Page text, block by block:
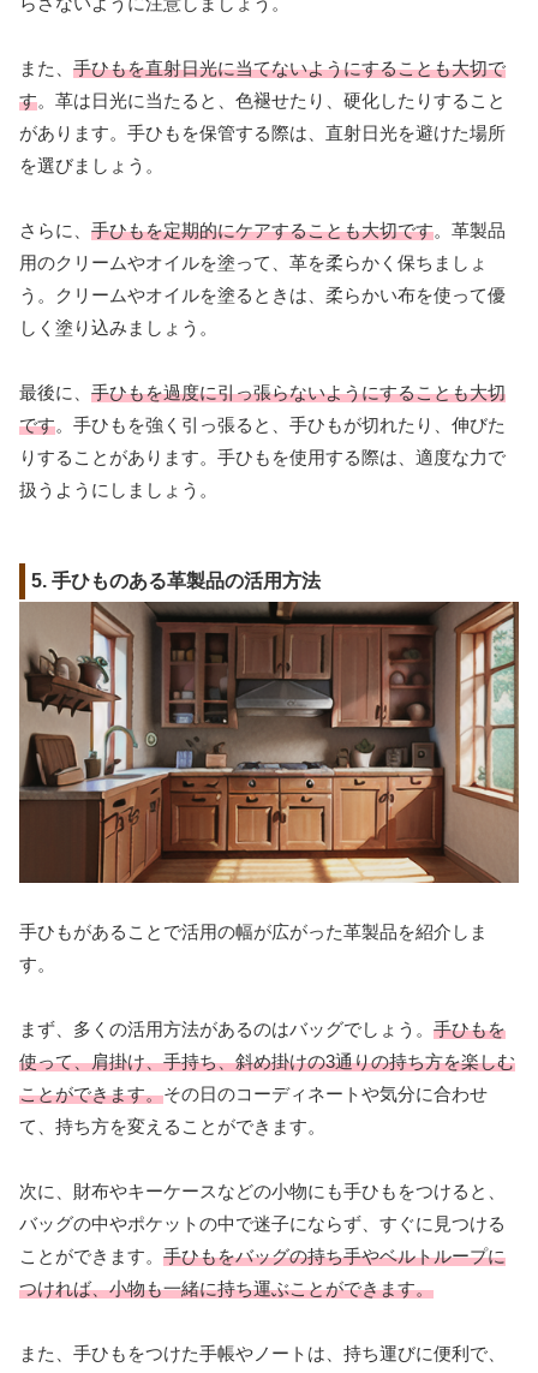
また、 手ひもを直射日光に当てないようにすることも大切で
す。革は日光に当たると、色褪せたり、硬化したりすること
があります。手ひもを保管する際は、直射日光を避けた場所
を選びましょう。
さらに、 手ひもを定期的にケアすることも大切です。革製品
用のクリームやオイルを塗って、革を柔らかく保ちましょ
う。クリームやオイルを塗るときは、柔らかい布を使って優
しく塗り込みましょう。
最後に、 手ひもを過度に引っ張らないようにすることも大切
です。手ひもを強く引っ張ると、手ひもが切れたり、伸びた
りすることがあります。手ひもを使用する際は、適度な力で
扱うようにしましょう。
5. 手ひものある革製品の活用方法
手ひもがあることで活用の幅が広がった革製品を紹介しま
す。
まず、多くの活用方法があるのはバッグでしょう。 手ひもを
使って、肩掛け、手持ち、斜め掛けの3通りの持ち方を楽しむ
ことができます。その日のコーディネートや気分に合わせ
て、持ち方を変えることができます。
次に、財布やキーケースなどの小物にも手ひもをつけると、
バッグの中やポケットの中で迷子にならず、すぐに見つける
ことができます。 手ひもをバッグの持ち手やベルトループに
つければ、小物も一緒に持ち運ぶことができます。
また、手ひもをつけた手帳やノートは、持ち運びに便利で、